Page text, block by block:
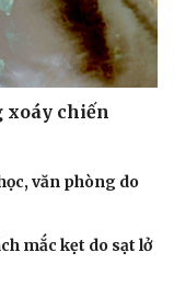
xoáy chiến
văn phòng do
mắc kẹt do sạt lở